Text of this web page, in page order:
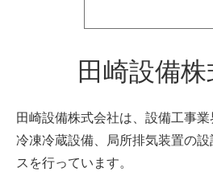
田崎設備
田崎設備株式会社は、設備工事業
冷凍冷蔵設備、局所排気装置の
スを行っています。